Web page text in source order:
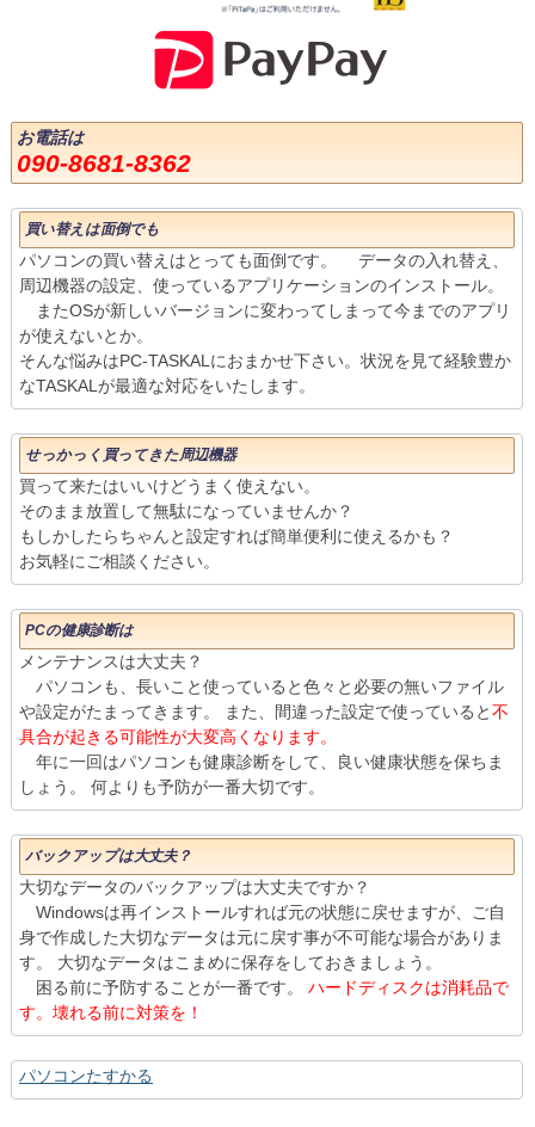
お電話は
090-8681-8362
買い替えは面倒でも
パソコンの買い替えはとっても面倒です。 データの入れ替え、
周辺機器の設定、使っているアプリケーションのインストール。
またOSが新しいバージョンに変わってしまって今までのアプリ
が使えないとか。
そんな悩みはPC-TASKALにおまかせ下さい。状況を見て経験豊か
なTASKALが最適な対応をいたします。
せっかっく買ってきた周辺機器
買って来たはいいけどうまく使えない。
そのまま放置して無駄になっていませんか？
もしかしたらちゃんと設定すれば簡単便利に使えるかも？
お気軽にご相談ください。
PCの健康診断は
メンテナンスは大丈夫？
パソコンも、長いこと使っていると色々と必要の無いファイル
や設定がたまってきます。 また、間違った設定で使っていると不
具合が起きる可能性が大変高くなります。
年に一回はパソコンも健康診断をして、良い健康状態を保ちま
しょう。 何よりも予防が一番大切です。
バックアップは大丈夫？
大切なデータのバックアップは大丈夫ですか？
Windowsは再インストールすれば元の状態に戻せますが、ご自
身で作成した大切なデータは元に戻す事が不可能な場合がありま
す。 大切なデータはこまめに保存をしておきましょう。
困る前に予防することが一番です。 ハードディスクは消耗品で
す。壊れる前に対策を！
パソコンたすかる